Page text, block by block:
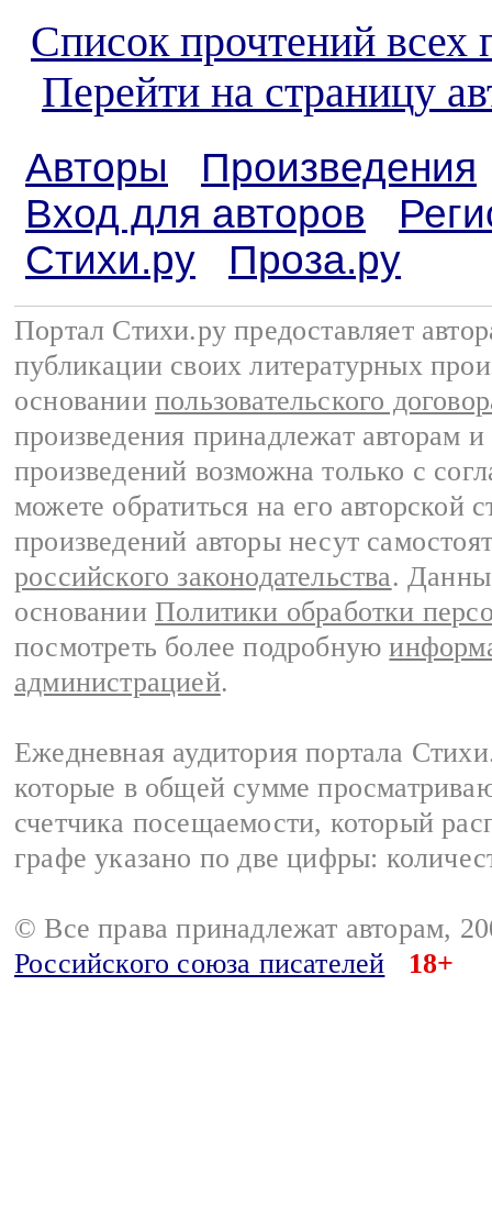
Список прочтений всех
Перейти на страницу
Авторы
Произведения
Вход для авторов
Стихи.ру
Проза.ру
Портал Стихи.ру предоставляет
публикации своих литературных
основании пользовательского
произведения принадлежат авторам
произведений возможна только с
можете обратиться на его авторской
произведений авторы несут
российского законодательства.
основании Политики обработки
посмотреть более подробную
администрацией.
Ежедневная аудитория портала
которые в общей сумме
счетчика посещаемости, который
графе указано по две цифры:
© Все права принадлежат авторам,
Российского союза писателей
18+